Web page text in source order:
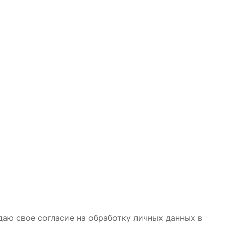
свое согласие на обработку личных данных в